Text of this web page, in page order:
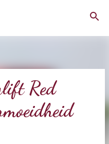
Red